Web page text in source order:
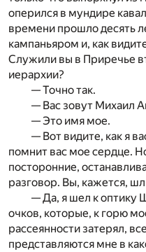
оперился в мундире
времени прошло десять
кампаньяром и, как
Служили вы в Приречье
иерархии?
— Точно так.
— Вас зовут Михаил
— Это имя мое.
— Вот видите, как я
помнит вас мое сердце.
посторонние,
разговор. Вы, кажется,
— Да, я шел к оптику
очков, которые, к горю
рассеянности затерял,
представляются мне в